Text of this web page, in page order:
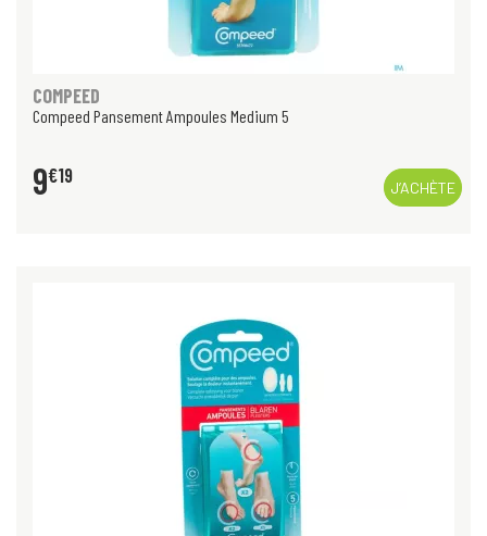
COMPEED
Compeed Pansement Ampoules Medium 5
9€19
J’ACHÈTE